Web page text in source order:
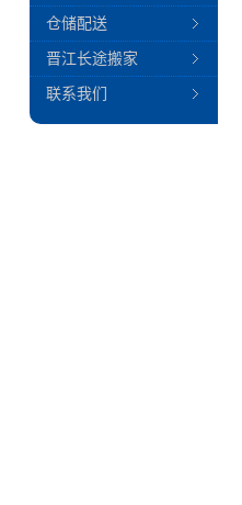
仓储配送
晋江长途搬家
联系我们